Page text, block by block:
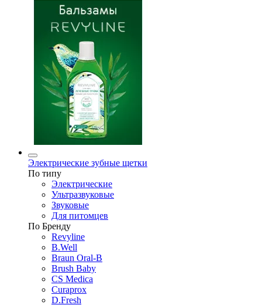
Электрические зубные щетки
По типу
Электрические
Ультразвуковые
Звуковые
Для питомцев
По Бренду
Revyline
B.Well
Braun Oral-B
Brush Baby
CS Medica
Curaprox
D.Fresh